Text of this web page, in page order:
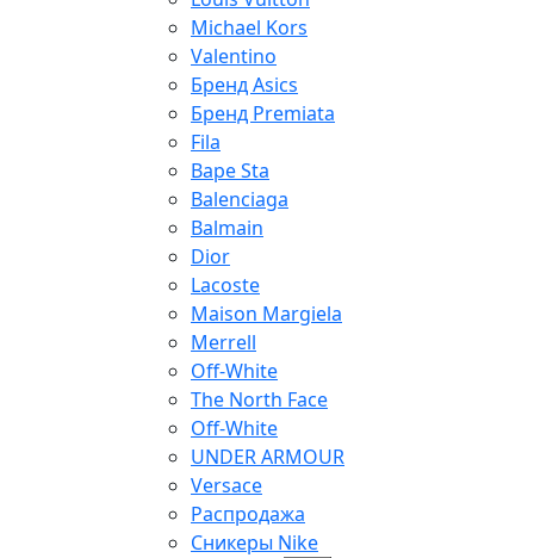
Michael Kors
Valentino
Бренд Asics
Бренд Premiata
Fila
Bape Sta
Balenciaga
Balmain
Dior
Lacoste
Maison Margiela
Merrell
Off-White
The North Face
Off-White
UNDER ARMOUR
Versace
Распродажа
Сникеры Nike